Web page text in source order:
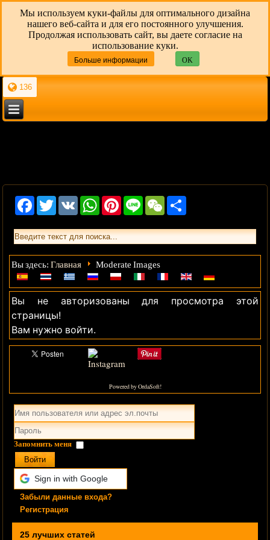
Мы используем куки-файлы для оптимального дизайна
нашего веб-сайта и для его постоянного улучшения.
Продолжая использовать сайт, вы даете согласие на
использование куки.
Больше информации OK
136
Facebook
Twitter VK WhatsAppPinterestLine WeChat
Вы здесь:Главная Moderate Images
Вы не авторизованы для просмотра этой
страницы!
Вам нужно войти.
Powered by OrdaSoft!
Запомнить меня
Войти
Sign in with Google
Забыли данные входа?
Регистрация
25 лучших статей